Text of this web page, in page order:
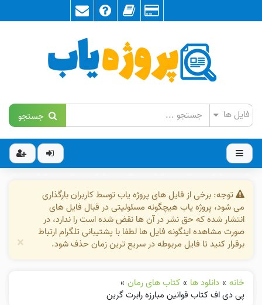
جستجو
توجه: برخی از فایل های پروژه یاب توسط کاربران بارگذاری
می شود، پروژه یاب هیچگونه مسئولیتی در قبال فایل های
انتشار شده که حق نشر در آن ها نقض شده است را ندارد، در
صورت مشاهده اینگونه فایل ها لطفا با پشتیبانی تلگرام ارتباط
برقرار کنید تا فایل مربوطه در سریع ترین زمان حذف شود.
×
خانه » دانلود ها » کتاب های رمان »
پی دی اف کتاب قوانین مبارزه رابرت گرین